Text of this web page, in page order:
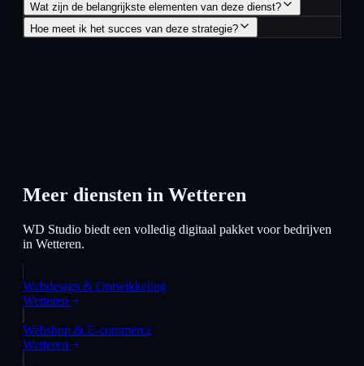
Wat zijn de belangrijkste elementen van deze dienst?
Hoe meet ik het succes van deze strategie?
Meer diensten in Wetteren
WD Studio biedt een volledig digitaal pakket voor bedrijven
in Wetteren.
Webdesign & Ontwikkeling
Wetteren
Webshop & E-commerce
Wetteren